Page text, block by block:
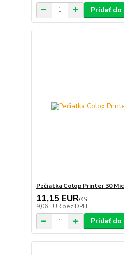
Pridať do
Pečiatka Colop Printer 30
11,15 EUR/KS
9,06 EUR bez DPH
Pridať do